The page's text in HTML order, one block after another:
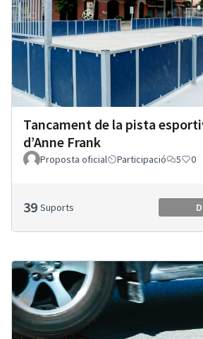
Tancament de la pista
d’Anne Frank
Proposta oficial Participació 5 0
39 Suports